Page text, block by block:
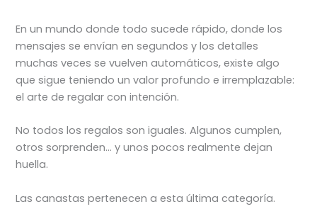
En un mundo donde todo sucede rápido, donde los
mensajes se envían en segundos y los detalles
muchas veces se vuelven automáticos, existe algo
que sigue teniendo un valor profundo e irremplazable:
el arte de regalar con intención.
No todos los regalos son iguales. Algunos cumplen,
otros sorprenden… y unos pocos realmente dejan
huella.
Las canastas pertenecen a esta última categoría.